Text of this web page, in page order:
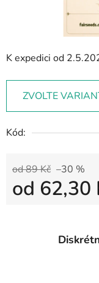
K expedici od
ZVOLTE
Kód:
od 89 Kč –30 %
od 62,30